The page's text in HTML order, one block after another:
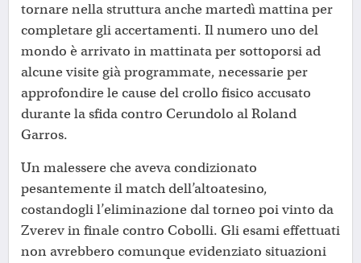
tornare nella struttura anche martedì mattina per
completare gli accertamenti. Il numero uno del
mondo è arrivato in mattinata per sottoporsi ad
alcune visite già programmate, necessarie per
approfondire le cause del crollo fisico accusato
durante la sfida contro Cerundolo al Roland
Garros.
Un malessere che aveva condizionato
pesantemente il match dell’altoatesino,
costandogli l’eliminazione dal torneo poi vinto da
Zverev in finale contro Cobolli. Gli esami effettuati
non avrebbero comunque evidenziato situazioni